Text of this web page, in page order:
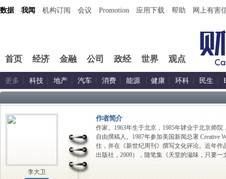
数据 我闻 机构订阅 会议 Promotion 应用下载 帮助 网上有害
首页 经济 金融 公司 政经 世界 观点
更多 科技 地产 汽车 消费 能源 健康 环科 民生
李大卫
作者简介
作家。1963年生于北京，1985年肄业于北京师
自由撰稿人。1987年参加美国新闻总署 Creative
住，并在《新世纪周刊》撰写文化评论。近年作
出版社，2009），随笔集《天堂的滋味，只要